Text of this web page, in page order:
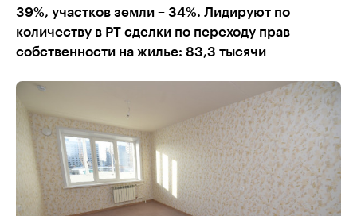
39%, участков земли – 34%. Лидируют по
количеству в РТ сделки по переходу прав
собственности на жилье: 83,3 тысячи